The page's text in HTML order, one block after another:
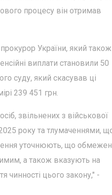
процесу він отримав
України, який також
виплати становили 50
суду, який скасував ці
239 451 грн.
звільнених з військової
року та тлумаченнями,
уточнюють, що
а також вказують на
чинності цього закону," -